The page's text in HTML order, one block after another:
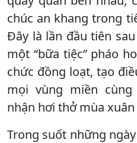
chúc an khang trong
Đây là lần đầu tiên
một “bữa tiệc” pháo
chức đồng loạt, tạo
mọi vùng miền
nhận hơi thở mùa xuân
Trong suốt những